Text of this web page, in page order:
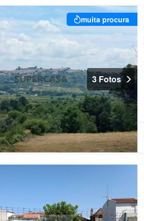
muita procura
3 Fotos